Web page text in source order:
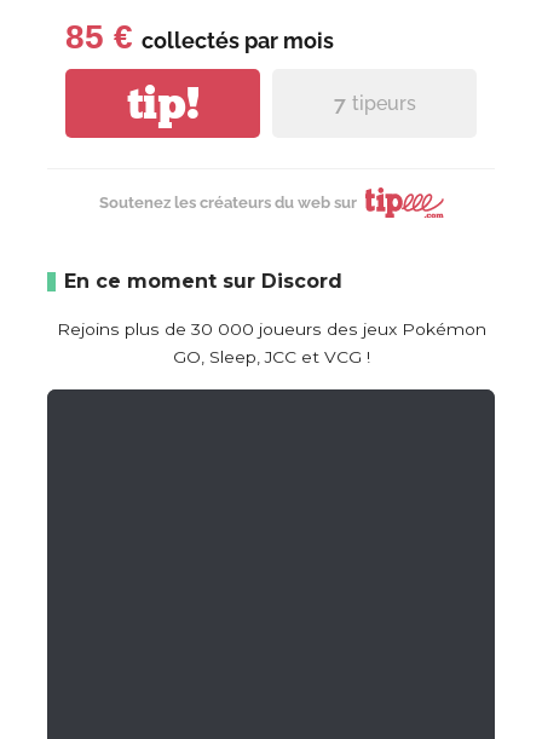
85 € collectés par mois
tip! 7 tipeurs
Soutenez les créateurs du web sur
En ce moment sur Discord
Rejoins plus de 30 000 joueurs des jeux Pokémon
GO, Sleep, JCC et VCG !